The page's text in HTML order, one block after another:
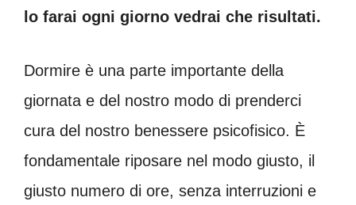
lo farai ogni giorno vedrai che risultati.
Dormire è una parte importante della
giornata e del nostro modo di prenderci
cura del nostro benessere psicofisico. È
fondamentale riposare nel modo giusto, il
giusto numero di ore, senza interruzioni e